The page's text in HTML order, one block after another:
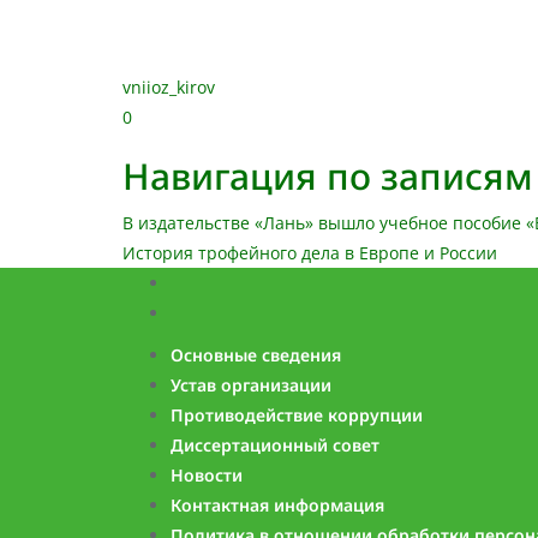
vniioz_kirov
0
Навигация по записям
В издательстве «Лань» вышло учебное пособие
История трофейного дела в Европе и России
Основные сведения
Устав организации
Противодействие коррупции
Диссертационный совет
Новости
Контактная информация